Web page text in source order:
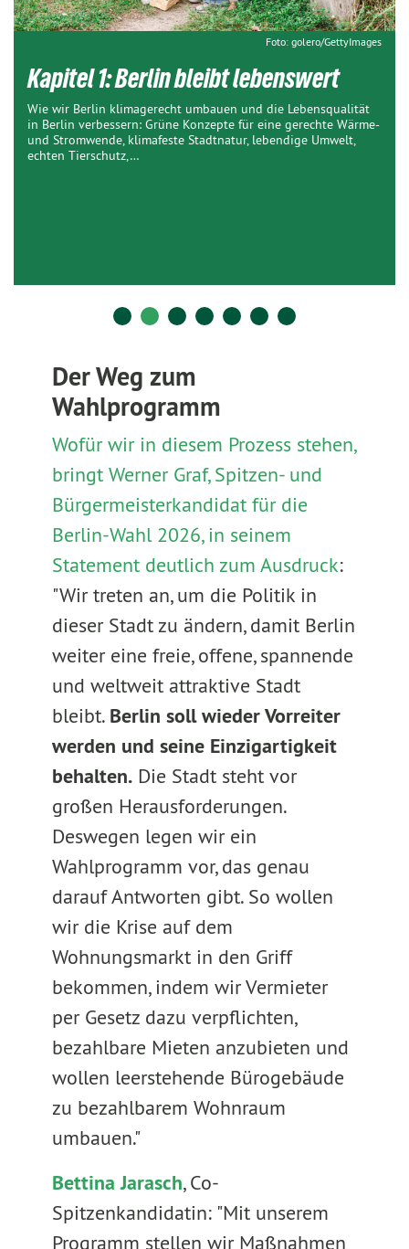
Foto: golero/GettyImages
Kapitel 1: Berlin bleibt lebenswert
Wie wir Berlin klimagerecht umbauen und die Lebensqualität
in Berlin verbessern: Grüne Konzepte für eine gerechte Wärme-
und Stromwende, klimafeste Stadtnatur, lebendige Umwelt,
echten Tierschutz,…
Der Weg zum
Wahlprogramm
Wofür wir in diesem Prozess stehen,
bringt Werner Graf, Spitzen- und
Bürgermeisterkandidat für die
Berlin-Wahl 2026, in seinem
Statement deutlich zum Ausdruck:
"Wir treten an, um die Politik in
dieser Stadt zu ändern, damit Berlin
weiter eine freie, offene, spannende
und weltweit attraktive Stadt
bleibt. Berlin soll wieder Vorreiter
werden und seine Einzigartigkeit
behalten.Die Stadt steht vor
großen Herausforderungen.
Deswegen legen wir ein
Wahlprogramm vor, das genau
darauf Antworten gibt. So wollen
wir die Krise auf dem
Wohnungsmarkt in den Griff
bekommen, indem wir Vermieter
per Gesetz dazu verpflichten,
bezahlbare Mieten anzubieten und
wollen leerstehende Bürogebäude
zu bezahlbarem Wohnraum
umbauen."
Bettina Jarasch, Co-
Spitzenkandidatin: "Mit unserem
Programm stellen wir Maßnahmen